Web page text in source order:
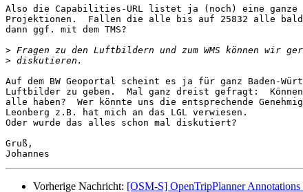
Also die Capabilities-URL listet ja (noch) eine ganze
Projektionen.  Fallen die alle bis auf 25832 alle bald
dann ggf. mit dem TMS?
>
>
Auf dem BW Geoportal scheint es ja für ganz Baden-
Luftbilder zu geben.  Mal ganz dreist gefragt:
alle haben?  Wer könnte uns die entsprechende
Leonberg z.B. hat mich an das LGL verwiesen.
Oder wurde das alles schon mal diskutiert?
Gruß,
Vorherige Nachricht: [OSM-S] OpenTripPlanner